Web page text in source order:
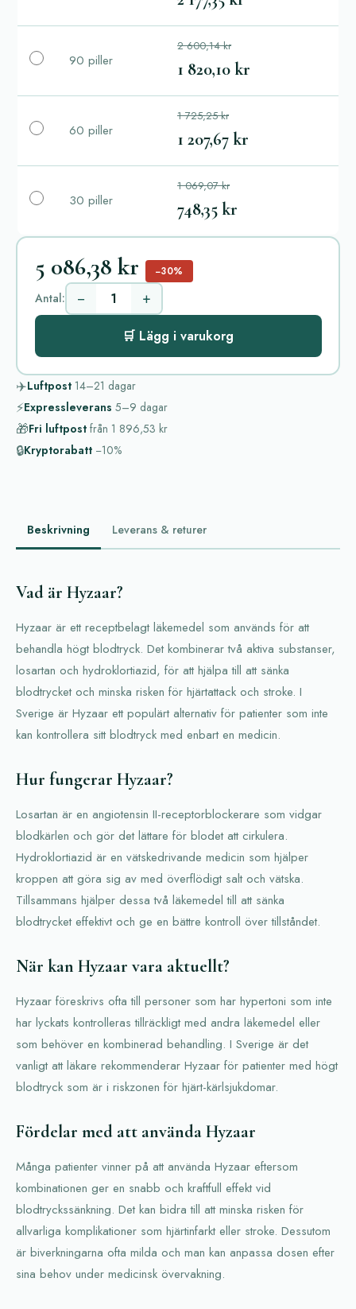
90 piller
2 600,14 kr
1 820,10 kr
60 piller
1 725,25 kr
1 207,67 kr
30 piller
1 069,07 kr
748,35 kr
5 086,38 kr −30%
Antal: − +
🛒 Lägg i varukorg
✈️Luftpost 14–21 dagar
⚡Expressleverans 5–9 dagar
🎁Fri luftpost från 1 896,53 kr
🔒Kryptorabatt −10%
Beskrivning Leverans & returer
Vad är Hyzaar?
Hyzaar är ett receptbelagt läkemedel som används för att
behandla högt blodtryck. Det kombinerar två aktiva substanser,
losartan och hydroklortiazid, för att hjälpa till att sänka
blodtrycket och minska risken för hjärtattack och stroke. I
Sverige är Hyzaar ett populärt alternativ för patienter som inte
kan kontrollera sitt blodtryck med enbart en medicin.
Hur fungerar Hyzaar?
Losartan är en angiotensin II-receptorblockerare som vidgar
blodkärlen och gör det lättare för blodet att cirkulera.
Hydroklortiazid är en vätskedrivande medicin som hjälper
kroppen att göra sig av med överflödigt salt och vätska.
Tillsammans hjälper dessa två läkemedel till att sänka
blodtrycket effektivt och ge en bättre kontroll över tillståndet.
När kan Hyzaar vara aktuellt?
Hyzaar föreskrivs ofta till personer som har hypertoni som inte
har lyckats kontrolleras tillräckligt med andra läkemedel eller
som behöver en kombinerad behandling. I Sverige är det
vanligt att läkare rekommenderar Hyzaar för patienter med högt
blodtryck som är i riskzonen för hjärt-kärlsjukdomar.
Fördelar med att använda Hyzaar
Många patienter vinner på att använda Hyzaar eftersom
kombinationen ger en snabb och kraftfull effekt vid
blodtryckssänkning. Det kan bidra till att minska risken för
allvarliga komplikationer som hjärtinfarkt eller stroke. Dessutom
är biverkningarna ofta milda och man kan anpassa dosen efter
sina behov under medicinsk övervakning.